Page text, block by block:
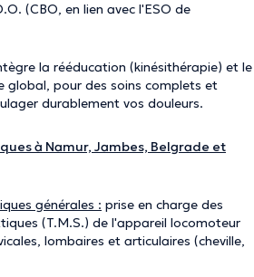
(CBO, en lien avec l'ESO de
la rééducation (kinésithérapie) et le
pour des soins complets et
durablement vos douleurs.
à Namur, Jambes, Belgrade et
générales : prise en charge des
(T.M.S.) de l'appareil locomoteur
lombaires et articulaires (cheville,